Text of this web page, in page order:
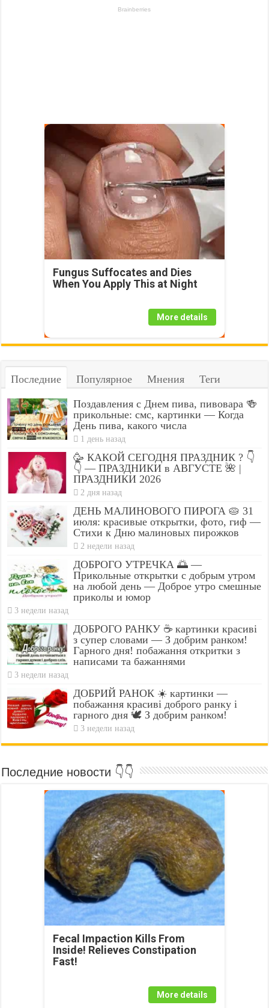
Fungus Suffocates and Dies
When You Apply This at Night
More details
Последние Популярное Мнения Теги
Поздавления с Днем пива, пивовара 🍻
прикольные: смс, картинки — Когда
День пива, какого числа
1 день назад
🥳 КАКОЙ СЕГОДНЯ ПРАЗДНИК ? 👇
👇 — ПРАЗДНИКИ в АВГУСТЕ 🌺 |
ПРАЗДНИКИ 2026
2 дня назад
ДЕНЬ МАЛИНОВОГО ПИРОГА 🥧 31
июля: красивые открытки, фото, гиф —
Стихи к Дню малиновых пирожков
2 недели назад
ДОБРОГО УТРЕЧКА 🌅 —
Прикольные открытки с добрым утром
на любой день — Доброе утро смешные
приколы и юмор
3 недели назад
ДОБРОГО РАНКУ ☕ картинки красиві
з супер словами — З добрим ранком!
Гарного дня! побажання откритки з
написами та бажаннями
3 недели назад
ДОБРИЙ РАНОК ☀️ картинки —
побажання красиві доброго ранку і
гарного дня 🕊️ З добрим ранком!
3 недели назад
Последние новости 👇👇
Fecal Impaction Kills From
Inside! Relieves Constipation
Fast!
More details